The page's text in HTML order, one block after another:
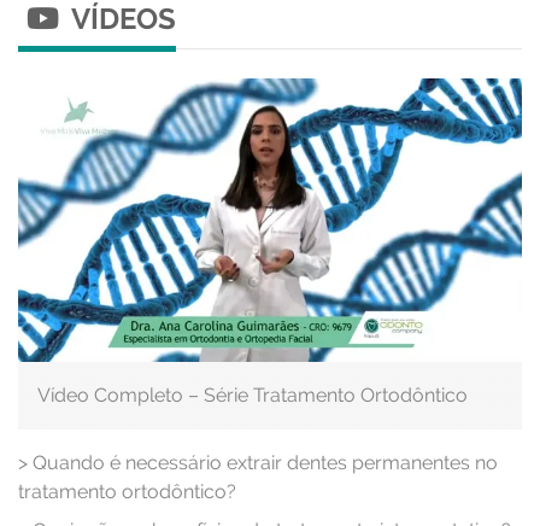
VÍDEOS
Vídeo Completo – Série Tratamento Ortodôntico
> Quando é necessário extrair dentes permanentes no
tratamento ortodôntico?